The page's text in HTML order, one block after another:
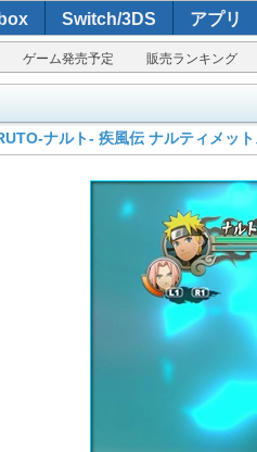
Switch/3DS アプリ
ゲーム発売予定 販売ランキング
ナルト- 疾風伝 ナルティメッ